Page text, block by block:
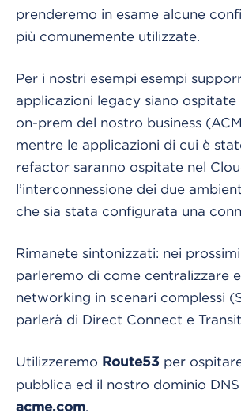
prenderemo in esame alcune
più comunemente utilizzate.
Per i nostri esempi esempi
applicazioni legacy siano
on-prem del nostro business
mentre le applicazioni di cui è
refactor saranno ospitate nel
l’interconnessione dei due
che sia stata configurata una
Rimanete sintonizzati: nei
parleremo di come centralizzare
networking in scenari complessi
parlerà di Direct Connect e
Utilizzeremo Route53 per
pubblica ed il nostro dominio DNS
acme.com.